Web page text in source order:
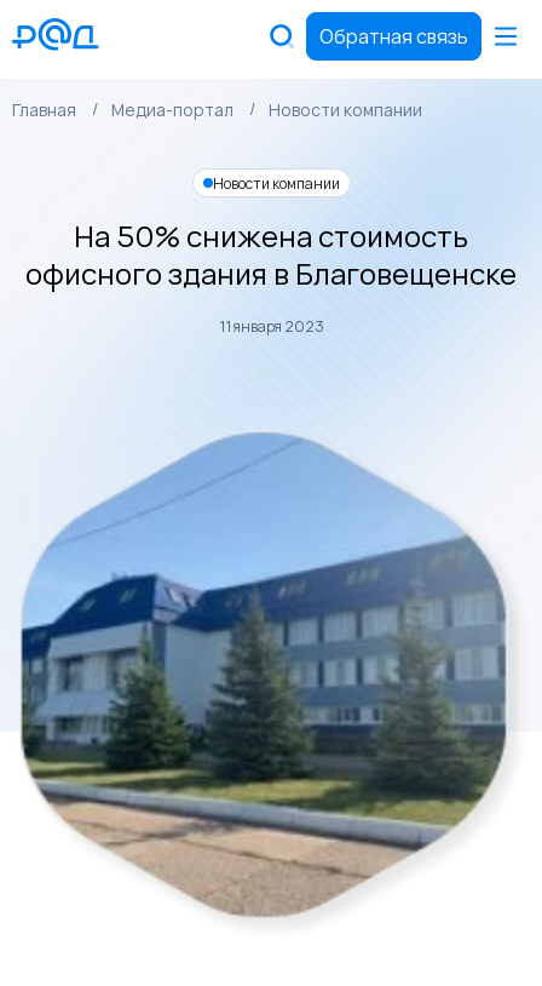
Обратная связь
Главная Медиа-портал Новости компании
Новости компании
На 50% снижена стоимость
офисного здания в Благовещенске
11 января 2023